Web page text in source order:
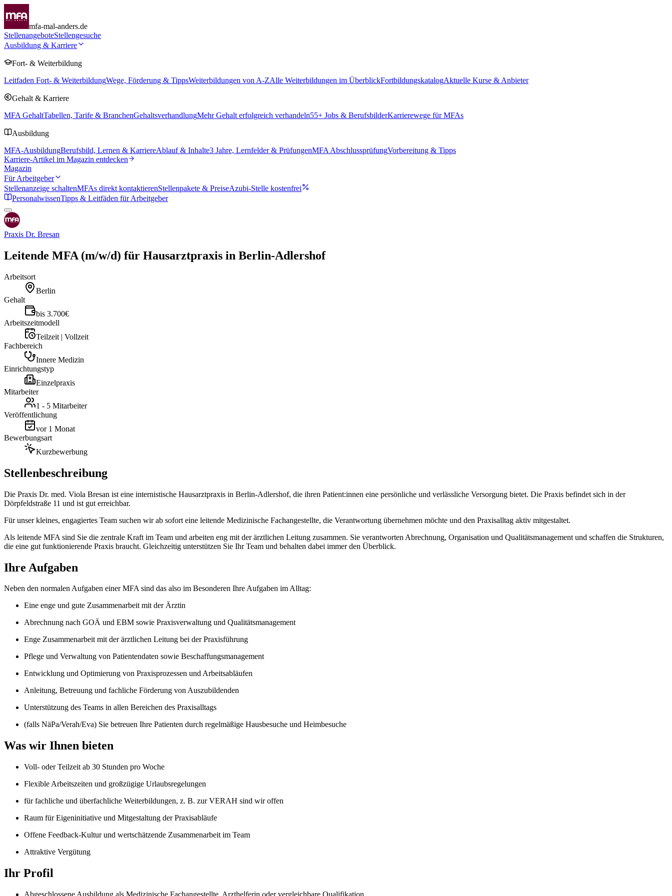
mfa-mal-anders.de
StellenangeboteStellengesuche
Ausbildung & Karriere
Fort- & Weiterbildung
Leitfaden Fort- & WeiterbildungWege, Förderung & TippsWeiterbildungen von A-ZAlle Weiterbildungen im ÜberblickFortbildungskatalogAktuelle Kurse & Anbieter
Gehalt & Karriere
MFA GehaltTabellen, Tarife & BranchenGehaltsverhandlungMehr Gehalt erfolgreich verhandeln55+ Jobs & BerufsbilderKarrierewege für MFAs
Ausbildung
MFA-AusbildungBerufsbild, Lernen & KarriereAblauf & Inhalte3 Jahre, Lernfelder & PrüfungenMFA AbschlussprüfungVorbereitung & Tipps
Karriere-Artikel im Magazin entdecken
Magazin
Für Arbeitgeber
Stellenanzeige schaltenMFAs direkt kontaktierenStellenpakete & PreiseAzubi-Stelle kostenfrei
PersonalwissenTipps & Leitfäden für Arbeitgeber
Praxis Dr. Bresan
Leitende MFA (m/w/d) für Hausarztpraxis in Berlin-Adlershof
Arbeitsort
Berlin
Gehalt
bis 3.700€
Arbeitszeitmodell
Teilzeit | Vollzeit
Fachbereich
Innere Medizin
Einrichtungstyp
Einzelpraxis
Mitarbeiter
1 - 5 Mitarbeiter
Veröffentlichung
vor 1 Monat
Bewerbungsart
Kurzbewerbung
Stellenbeschreibung
Die Praxis Dr. med. Viola Bresan ist eine internistische Hausarztpraxis in Berlin-Adlershof, die ihren Patient:innen eine persönliche und verlässliche Versorgung bietet. Die Praxis befindet sich in der
Dörpfeldstraße 11 und ist gut erreichbar.
Für unser kleines, engagiertes Team suchen wir ab sofort eine leitende Medizinische Fachangestellte, die Verantwortung übernehmen möchte und den Praxisalltag aktiv mitgestaltet.
Als leitende MFA sind Sie die zentrale Kraft im Team und arbeiten eng mit der ärztlichen Leitung zusammen. Sie verantworten Abrechnung, Organisation und Qualitätsmanagement und schaffen die Strukturen,
die eine gut funktionierende Praxis braucht. Gleichzeitig unterstützen Sie Ihr Team und behalten dabei immer den Überblick.
Ihre Aufgaben
Neben den normalen Aufgaben einer MFA sind das also im Besonderen Ihre Aufgaben im Alltag:
Eine enge und gute Zusammenarbeit mit der Ärztin
Abrechnung nach GOÄ und EBM sowie Praxisverwaltung und Qualitätsmanagement
Enge Zusammenarbeit mit der ärztlichen Leitung bei der Praxisführung
Pflege und Verwaltung von Patientendaten sowie Beschaffungsmanagement
Entwicklung und Optimierung von Praxisprozessen und Arbeitsabläufen
Anleitung, Betreuung und fachliche Förderung von Auszubildenden
Unterstützung des Teams in allen Bereichen des Praxisalltags
(falls NäPa/Verah/Eva) Sie betreuen Ihre Patienten durch regelmäßige Hausbesuche und Heimbesuche
Was wir Ihnen bieten
Voll- oder Teilzeit ab 30 Stunden pro Woche
Flexible Arbeitszeiten und großzügige Urlaubsregelungen
für fachliche und überfachliche Weiterbildungen, z. B. zur VERAH sind wir offen
Raum für Eigeninitiative und Mitgestaltung der Praxisabläufe
Offene Feedback-Kultur und wertschätzende Zusammenarbeit im Team
Attraktive Vergütung
Ihr Profil
Abgeschlossene Ausbildung als Medizinische Fachangestellte, Arzthelferin oder vergleichbare Qualifikation